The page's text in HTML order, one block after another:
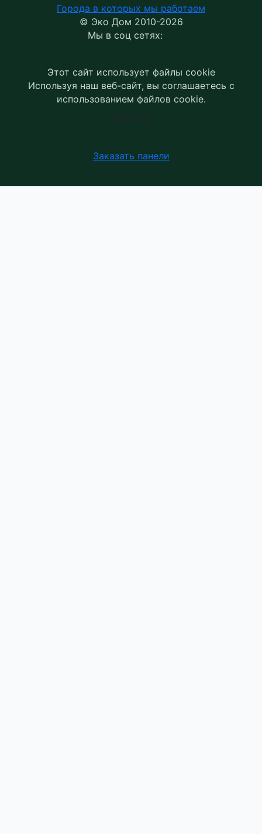
Города в которых мы работаем
© Эко Дом 2010-2026
Мы в соц сетях:
Этот сайт использует файлы cookie
Используя наш веб-сайт, вы соглашаетесь с
использованием файлов cookie.
Заказать панели